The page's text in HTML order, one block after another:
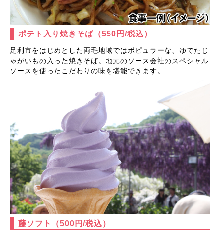
ポテト入り焼きそば （550円/税込）
足利市をはじめとした両毛地域ではポピュラーな、ゆでたじ
ゃがいもの入った焼きそば。地元のソース会社のスペシャル
ソースを使ったこだわりの味を堪能できます。
藤ソフト （500円/税込）